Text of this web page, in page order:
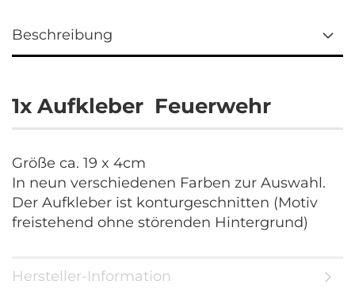
Beschreibung
1x Aufkleber Feuerwehr
Größe ca. 19 x 4cm
In neun verschiedenen Farben zur Auswahl.
Der Aufkleber ist konturgeschnitten (Motiv
freistehend ohne störenden Hintergrund)
Hersteller-Information